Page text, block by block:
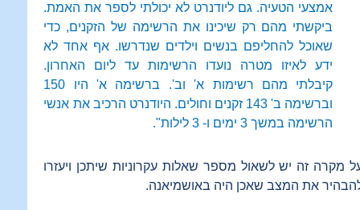
אמצעי הטעיה. גם ליודנרט לא יכולתי לספר את האמת.
ביקשתי מהם רק שיכינו את הרשימה של הזקנים, כדי
שאוכל להחליפם בנשים וילדים שנדרשו. אף אחד לא
ידע לאיזו מטרה נועדו הרשימות עד ליום האחרון.
קיבלתי מהם רשימות א' וב'. ברשימה א' היו 150
וברשימה ב' 143 זקנים וחולים. היודנרט הרכיב את אנשי
הרשימה במשך 3 ימים ו- 3 לילות".
מקרה זה יש לשאול מספר שאלות עקרוניות שיתכן ויעזרו
את המצב שאכן היה באושמיאנה.